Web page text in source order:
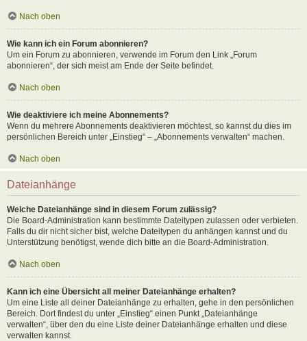
Nach oben
Wie kann ich ein Forum abonnieren?
Um ein Forum zu abonnieren, verwende im Forum den Link „Forum
abonnieren“, der sich meist am Ende der Seite befindet.
Nach oben
Wie deaktiviere ich meine Abonnements?
Wenn du mehrere Abonnements deaktivieren möchtest, so kannst du dies im
persönlichen Bereich unter „Einstieg“ – „Abonnements verwalten“ machen.
Nach oben
Dateianhänge
Welche Dateianhänge sind in diesem Forum zulässig?
Die Board-Administration kann bestimmte Dateitypen zulassen oder verbieten.
Falls du dir nicht sicher bist, welche Dateitypen du anhängen kannst und du
Unterstützung benötigst, wende dich bitte an die Board-Administration.
Nach oben
Kann ich eine Übersicht all meiner Dateianhänge erhalten?
Um eine Liste all deiner Dateianhänge zu erhalten, gehe in den persönlichen
Bereich. Dort findest du unter „Einstieg“ einen Punkt „Dateianhänge
verwalten“, über den du eine Liste deiner Dateianhänge erhalten und diese
verwalten kannst.